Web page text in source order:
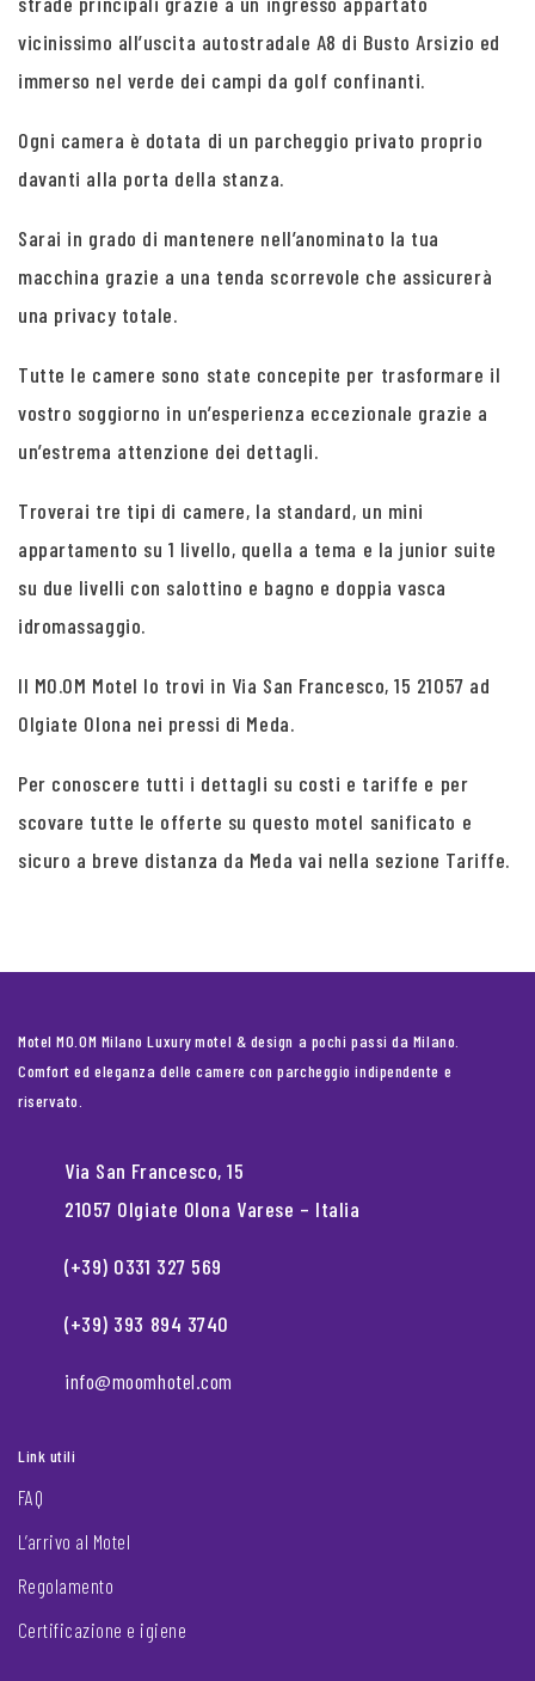
vicinissimo all’uscita autostradale A8 di Busto Arsizio ed
immerso nel verde dei campi da golf confinanti.
Ogni camera è dotata di un parcheggio privato proprio
davanti alla porta della stanza.
Sarai in grado di mantenere nell’anominato la tua
macchina grazie a una tenda scorrevole che assicurerà
una privacy totale.
Tutte le camere sono state concepite per trasformare il
vostro soggiorno in un’esperienza eccezionale grazie a
un’estrema attenzione dei dettagli.
Troverai tre tipi di camere, la standard, un mini
appartamento su 1 livello, quella a tema e la junior suite
su due livelli con salottino e bagno e doppia vasca
idromassaggio.
Il MO.OM Motel lo trovi in Via San Francesco, 15 21057 ad
Olgiate Olona nei pressi di Meda.
Per conoscere tutti i dettagli su costi e tariffe e per
scovare tutte le offerte su questo motel sanificato e
sicuro a breve distanza da Meda vai nella sezione Tariffe.
Motel MO.OM Milano Luxury motel & design a pochi passi da Milano.
Comfort ed eleganza delle camere con parcheggio indipendente e
riservato.
Via San Francesco, 15
21057 Olgiate Olona Varese – Italia
(+39) 0331 327 569
(+39) 393 894 3740
info@moomhotel.com
Link utili
FAQ
L’arrivo al Motel
Regolamento
Certificazione e igiene